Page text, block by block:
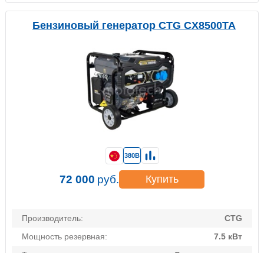
Бензиновый генератор CTG CX8500TA
Производитель:
CTG
Мощность резервная:
7.5 кВт
380В
72 000 руб. Купить